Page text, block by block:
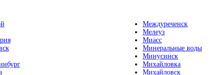
Междуреченск
Мелеуз
Миасс
Минеральные воды
Минусинск
Михайловка
Михайловск